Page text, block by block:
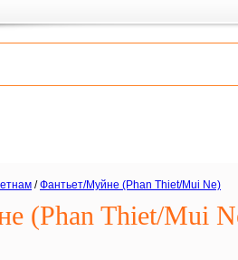
/Фантьет/Муйне (Phan Thiet/Mui Ne)
(Phan Thiet/Mui